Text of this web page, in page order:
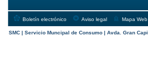
Boletín electrónico Aviso legal Mapa Web
SMC | Servicio Muncipal de Consumo | Avda. Gran